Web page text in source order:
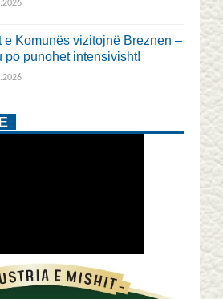
e Komunës vizitojnë Breznen –
po punohet intensivisht!